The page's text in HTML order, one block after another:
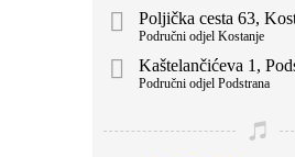
Poljička cesta 63,
Područni odjel Kostanje
Kaštelančićeva 1,
Područni odjel Podstrana